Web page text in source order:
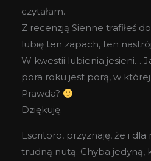
czytałam.
Z recenzją Sienne trafiłeś
lubię ten zapach, ten
W kwestii lubienia jesieni…
pora roku jest porą, w
Prawda?
Dziękuję.
Escritoro, przyznaję, że i dla
trudną nutą. Chyba jedyną,